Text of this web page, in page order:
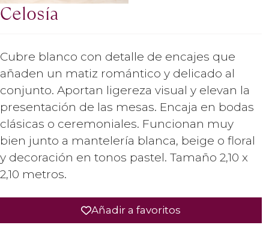
Celosía
Cubre blanco con detalle de encajes que
añaden un matiz romántico y delicado al
conjunto. Aportan ligereza visual y elevan la
presentación de las mesas. Encaja en bodas
clásicas o ceremoniales. Funcionan muy
bien junto a mantelería blanca, beige o floral
y decoración en tonos pastel. Tamaño 2,10 x
2,10 metros.
Añadir a favoritos